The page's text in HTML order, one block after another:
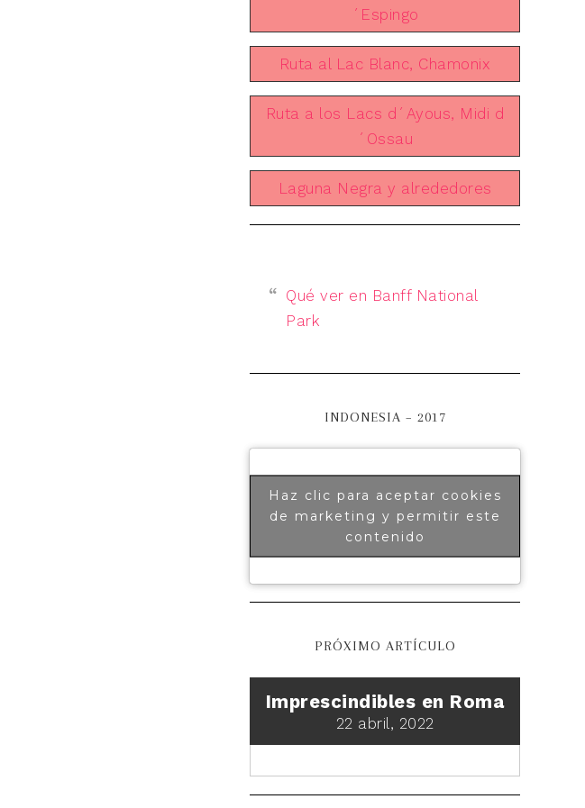
´Espingo
Ruta al Lac Blanc, Chamonix
Ruta a los Lacs d´Ayous, Midi d
´Ossau
Laguna Negra y alrededores
Qué ver en Banff National
Park
INDONESIA – 2017
Haz clic para aceptar cookies
de marketing y permitir este
contenido
PRÓXIMO ARTÍCULO
Imprescindibles en Roma
22 abril, 2022